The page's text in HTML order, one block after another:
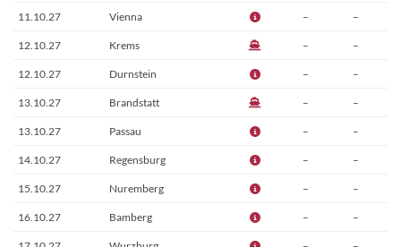
11.10.27 Vienna – –
12.10.27 Krems – –
12.10.27 Durnstein – –
13.10.27 Brandstatt – –
13.10.27 Passau – –
14.10.27 Regensburg – –
15.10.27 Nuremberg – –
16.10.27 Bamberg – –